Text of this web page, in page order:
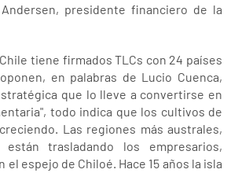
presidente financiero de la
tiene firmados TLCs con 24 países
en palabras de Lucio Cuenca,
que lo lleve a convertirse en
todo indica que los cultivos de
Las regiones más australes,
trasladando los empresarios,
el espejo de Chiloé. Hace 15 años la isla